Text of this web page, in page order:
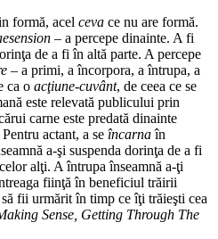
formă, acel ceva ce nu are formă.
– a percepe dinainte. A fi
de a fi în altă parte. A percepe
– a primi, a încorpora, a întrupa, a
ca o acţiune-cuvânt, de ceea ce se
este relevată publicului prin
carne este predată dinainte
actant, a se încarnaîn
a-şi suspenda dorinţa de a fi
alţi. A întrupa înseamnă a-ţi
fiinţă în beneficiul trăirii
fii urmărit în timp ce îţi trăieşti cea
Sense, Getting Through The